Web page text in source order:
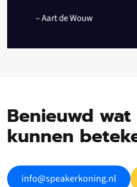
– Aart de Wouw
Benieuwd
kunnen
info@speakerkoning.nl